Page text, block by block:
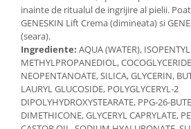
inainte de ritualul de ingrijire al pielii.
GENESKIN Lift Crema (dimineata) si
(seara).
Ingrediente: AQUA (WATER),
METHYLPROPANEDIOL,
NEOPENTANOATE, SILICA, GLYCERIN,
LAURYL GLUCOSIDE, POLYGLYCERYL-2
DIPOLYHYDROXYSTEARATE, PPG-26-
DIMETHICONE, GLYCERYL CAPRYLATE,